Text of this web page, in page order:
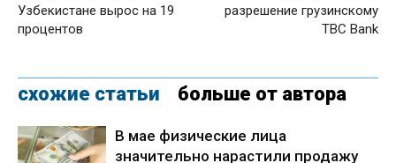
Узбекистане вырос на 19
процентов
разрешение грузинскому
TBC Bank
схожие статьи больше от автора
В мае физические лица
значительно нарастили продажу